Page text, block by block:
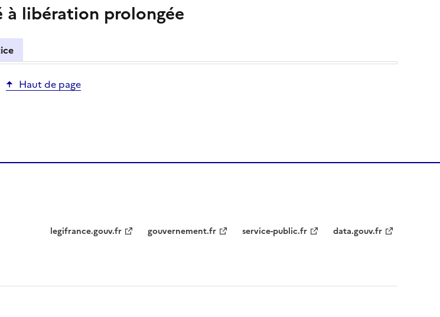
à libération prolongée
Haut de page
legifrance.gouv.fr gouvernement.fr service-public.fr data.gouv.fr